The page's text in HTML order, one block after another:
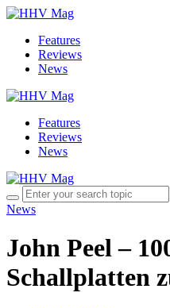
Features
Reviews
News
Features
Reviews
News
News
John Peel –
Schallplatten